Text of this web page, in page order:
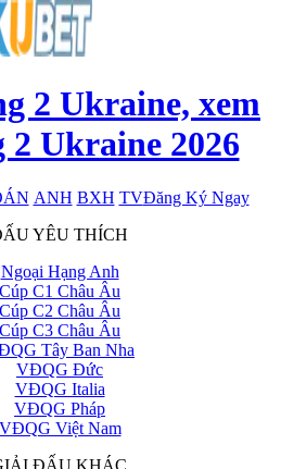
2 Ukraine, xem
Ukraine 2026
ANH BXH TVĐăng Ký Ngay
x
YÊU THÍCH
Ngoại Hạng Anh
Cúp C1 Châu Âu
Cúp C2 Châu Âu
Cúp C3 Châu Âu
Tây Ban Nha
VĐQG Đức
VĐQG Italia
VĐQG Pháp
VĐQG Việt Nam
ĐẤU KHÁC